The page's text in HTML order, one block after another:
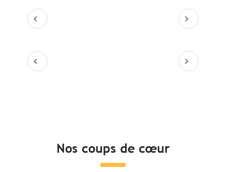
Lire la suite
Lire la suite
Les 10 destinations
Lire la suite
Nos coups de cœur